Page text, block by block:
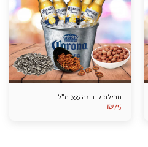
חבילת קורונה 355 מ"ל
₪75